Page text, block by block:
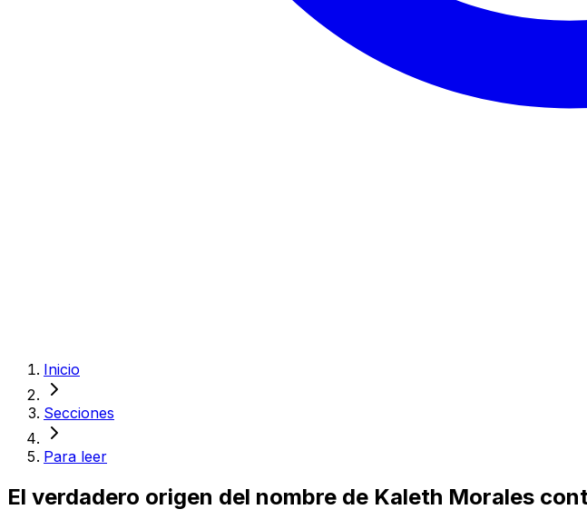
Inicio
Secciones
Para leer
El verdadero origen del nombre de Kaleth Morales